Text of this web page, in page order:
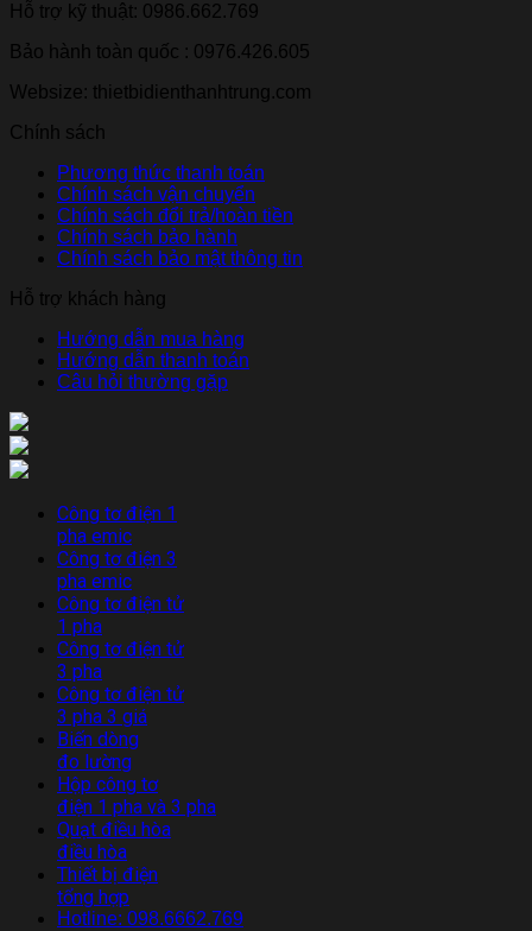
Hỗ trợ kỹ thuật: 0986.662.769
Bảo hành toàn quốc : 0976.426.605
Websize: thietbidienthanhtrung.com
Chính sách
Phương thức thanh toán
Chính sách vận chuyển
Chính sách đổi trả/hoàn tiền
Chính sách bảo hành
Chính sách bảo mật thông tin
Hỗ trợ khách hàng
Hướng dẫn mua hàng
Hướng dẫn thanh toán
Câu hỏi thường gặp
Công tơ điện 1
pha emic
Công tơ điện 3
pha emic
Công tơ điện tử
1 pha
Công tơ điện tử
3 pha
Công tơ điện tử
3 pha 3 giá
Biến dòng
đo lường
Hộp công tơ
điện 1 pha và 3 pha
Quạt điều hòa
điều hòa
Thiết bị điện
tổng hợp
Hotline: 098.6662.769